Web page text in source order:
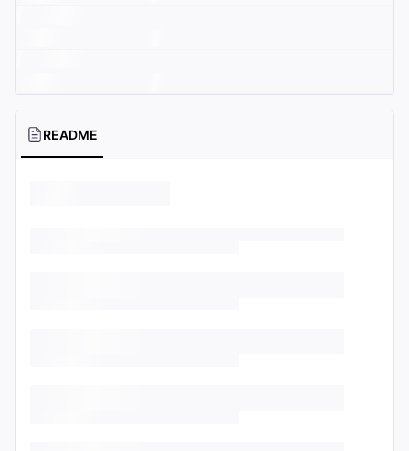
README